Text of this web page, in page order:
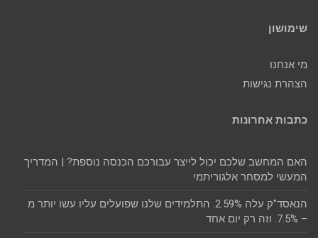
שימושון
מי אנחנו
הצהרת נגישות
כתבות אחרונות
האם המחשב שלכם יכול לייצר עבורכם הכנסה נוספת? | המדריך
המעשי למסחר אלגוריתמי
הנאסד"ק עלה 2.59%. התלמידים שלנו שפועלים עליו עשו יותר מ
– 7.5%. וזה רק יום אחד